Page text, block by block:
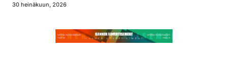
30 heinäkuun, 2026